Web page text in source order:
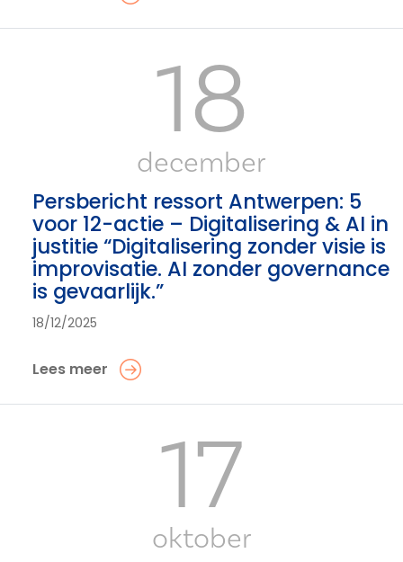
18
december
Persbericht ressort Antwerpen: 5
voor 12-actie – Digitalisering & AI in
justitie “Digitalisering zonder visie is
improvisatie. AI zonder governance
is gevaarlijk.”
18/12/2025
Lees meer
17
oktober